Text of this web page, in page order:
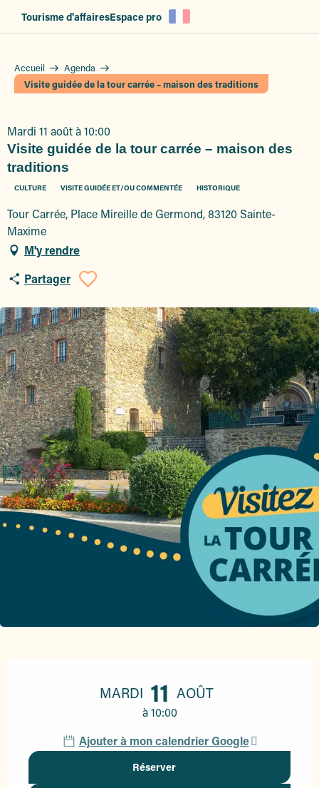
Tourisme d'affairesEspace pro
Accueil
Agenda
Visite guidée de la tour carrée – maison des traditions
Mardi 11 août à 10:00
Visite guidée de la tour carrée – maison des
traditions
CULTURE VISITE GUIDÉE ET/OU COMMENTÉE HISTORIQUE
Tour Carrée, Place Mireille de Germond, 83120 Sainte-
Maxime
M'y rendre
Partager
Ajouter aux favoris
MARDI 11 AOÛT
à 10:00
Ajouter à mon calendrier Google
Réserver